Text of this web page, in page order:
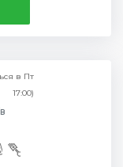
в Пт
17:00)